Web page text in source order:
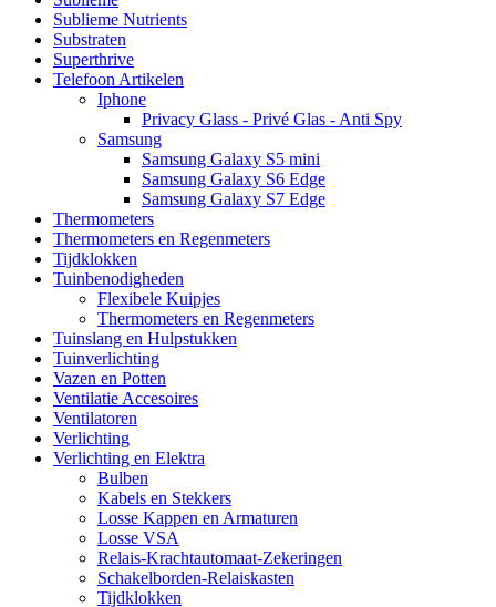
Sublieme Nutrients
Substraten
Superthrive
Telefoon Artikelen
Iphone
Privacy Glass - Privé Glas - Anti Spy
Samsung
Samsung Galaxy S5 mini
Samsung Galaxy S6 Edge
Samsung Galaxy S7 Edge
Thermometers
Thermometers en Regenmeters
Tijdklokken
Tuinbenodigheden
Flexibele Kuipjes
Thermometers en Regenmeters
Tuinslang en Hulpstukken
Tuinverlichting
Vazen en Potten
Ventilatie Accesoires
Ventilatoren
Verlichting
Verlichting en Elektra
Bulben
Kabels en Stekkers
Losse Kappen en Armaturen
Losse VSA
Relais-Krachtautomaat-Zekeringen
Schakelborden-Relaiskasten
Tijdklokken